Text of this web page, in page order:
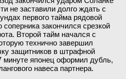
не заставили долго ждать с
первого тайма рядовой
закончился срезкой
Второй тайм начался с
технично завершил
защитников в штрафной
минуте японец оформил дубль,
навеса партнера.